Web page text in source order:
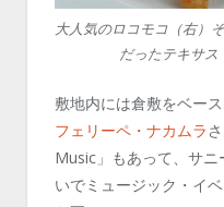
大人気のロコモコ（右）
だったテキサス
敷地内には倉敷をベー
フェリーペ・ナカムラ
Music」もあって、サ
いでミュージック・イ